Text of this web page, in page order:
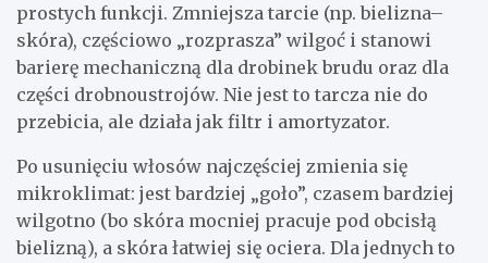
prostych funkcji. Zmniejsza tarcie (np. bielizna–
skóra), częściowo „rozprasza” wilgoć i stanowi
barierę mechaniczną dla drobinek brudu oraz dla
części drobnoustrojów. Nie jest to tarcza nie do
przebicia, ale działa jak filtr i amortyzator.
Po usunięciu włosów najczęściej zmienia się
mikroklimat: jest bardziej „goło”, czasem bardziej
wilgotno (bo skóra mocniej pracuje pod obcisłą
bielizną), a skóra łatwiej się ociera. Dla jednych to